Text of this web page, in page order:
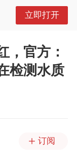
立即打开
，官方：
检测水质
订阅